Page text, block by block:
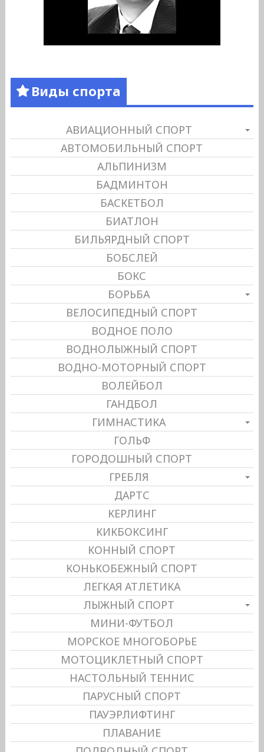
Виды спорта
АВИАЦИОННЫЙ СПОРТ
АВТОМОБИЛЬНЫЙ СПОРТ
АЛЬПИНИЗМ
БАДМИНТОН
БАСКЕТБОЛ
БИАТЛОН
БИЛЬЯРДНЫЙ СПОРТ
БОБСЛЕЙ
БОКС
БОРЬБА
ВЕЛОСИПЕДНЫЙ СПОРТ
ВОДНОЕ ПОЛО
ВОДНОЛЫЖНЫЙ СПОРТ
ВОДНО-МОТОРНЫЙ СПОРТ
ВОЛЕЙБОЛ
ГАНДБОЛ
ГИМНАСТИКА
ГОЛЬФ
ГОРОДОШНЫЙ СПОРТ
ГРЕБЛЯ
ДАРТС
КЕРЛИНГ
КИКБОКСИНГ
КОННЫЙ СПОРТ
КОНЬКОБЕЖНЫЙ СПОРТ
ЛЕГКАЯ АТЛЕТИКА
ЛЫЖНЫЙ СПОРТ
МИНИ-ФУТБОЛ
МОРСКОЕ МНОГОБОРЬЕ
МОТОЦИКЛЕТНЫЙ СПОРТ
НАСТОЛЬНЫЙ ТЕННИС
ПАРУСНЫЙ СПОРТ
ПАУЭРЛИФТИНГ
ПЛАВАНИЕ